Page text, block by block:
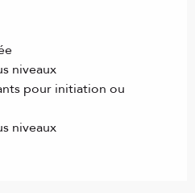
niveaux
pour initiation ou
niveaux